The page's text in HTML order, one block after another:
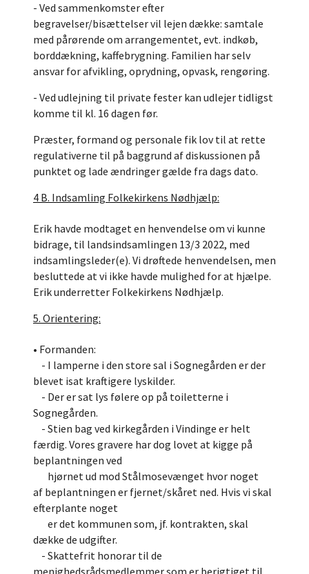
- Ved sammenkomster efter
begravelser/bisættelser vil lejen dække: samtale
med pårørende om arrangementet, evt. indkøb,
borddækning, kaffebrygning. Familien har selv
ansvar for afvikling, oprydning, opvask, rengøring.
- Ved udlejning til private fester kan udlejer tidligst
komme til kl. 16 dagen før.
Præster, formand og personale fik lov til at rette
regulativerne til på baggrund af diskussionen på
punktet og lade ændringer gælde fra dags dato.
4 B. Indsamling Folkekirkens Nødhjælp:
Erik havde modtaget en henvendelse om vi kunne
bidrage, til landsindsamlingen 13/3 2022, med
indsamlingsleder(e). Vi drøftede henvendelsen, men
besluttede at vi ikke havde mulighed for at hjælpe.
Erik underretter Folkekirkens Nødhjælp.
5. Orientering:
• Formanden:
- I lamperne i den store sal i Sognegården er der
blevet isat kraftigere lyskilder.
- Der er sat lys følere op på toiletterne i
Sognegården.
- Stien bag ved kirkegården i Vindinge er helt
færdig. Vores gravere har dog lovet at kigge på
beplantningen ved
hjørnet ud mod Stålmosevænget hvor noget
af beplantningen er fjernet/skåret ned. Hvis vi skal
efterplante noget
er det kommunen som, jf. kontrakten, skal
dække de udgifter.
- Skattefrit honorar til de
menighedsrådsmedlemmer som er berigtiget til